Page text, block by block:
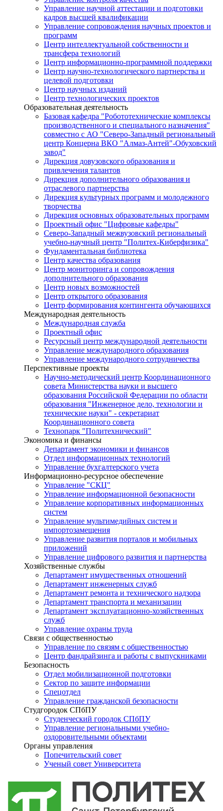
Управление научной аттестации и подготовки
кадров высшей квалификации
Управление сопровождения научных проектов и
программ
Центр интеллектуальной собственности и
трансфера технологий
Центр информационно-программной поддержки
Центр научно-технологического партнерства и
целевой подготовки
Центр научных изданий
Центр технологических проектов
Образовательная деятельность
Базовая кафедра "Робототехнические комплексы
производственного и специального назначения"
совместно с АО "Северо-Западный региональный
центр Концерна ВКО "Алмаз-Антей"-Обуховский
завод"
Дирекция довузовского образования и
привлечения талантов
Дирекция дополнительного образования и
отраслевого партнерства
Дирекция культурных программ и молодежного
творчества
Дирекция основных образовательных программ
Проектный офис "Цифровые кафедры"
Северо-Западный межвузовский региональный
учебно-научный центр "Политех-Киберфизика"
Фундаментальная библиотека
Центр качества образования
Центр мониторинга и сопровождения
дополнительного образования
Центр новых возможностей
Центр открытого образования
Центр формирования контингента обучающихся
Международная деятельность
Международная служба
Проектный офис
Ресурсный центр международной деятельности
Управление международного образования
Управление международного сотрудничества
Перспективные проекты
Научно-методический центр Координационного
совета Министерства науки и высшего
образования Российской Федерации по области
образования "Инженерное дело, технологии и
технические науки" - секретариат
Координационного совета
Технопарк "Политехнический"
Экономика и финансы
Департамент экономики и финансов
Отдел информационных технологий
Управление бухгалтерского учета
Информационно-ресурсное обеспечение
Управление "СКЦ"
Управление информационной безопасности
Управление корпоративных информационных
систем
Управление мультимедийных систем и
импортозамещения
Управление развития порталов и мобильных
приложений
Управление цифрового развития и партнерства
Хозяйственные службы
Департамент имущественных отношений
Департамент инженерных служб
Департамент ремонта и технического надзора
Департамент транспорта и механизации
Департамент эксплуатационно-хозяйственных
служб
Управление охраны труда
Связи с общественностью
Управление по связям с общественностью
Центр фандрайзинга и работы с выпускниками
Безопасность
Отдел мобилизационной подготовки
Сектор по защите информации
Спецотдел
Управление гражданской безопасности
Студгородок СПбПУ
Студенческий городок СПбПУ
Управление региональными учебно-
оздоровительными объектами
Органы управления
Попечительский совет
Ученый совет Университета